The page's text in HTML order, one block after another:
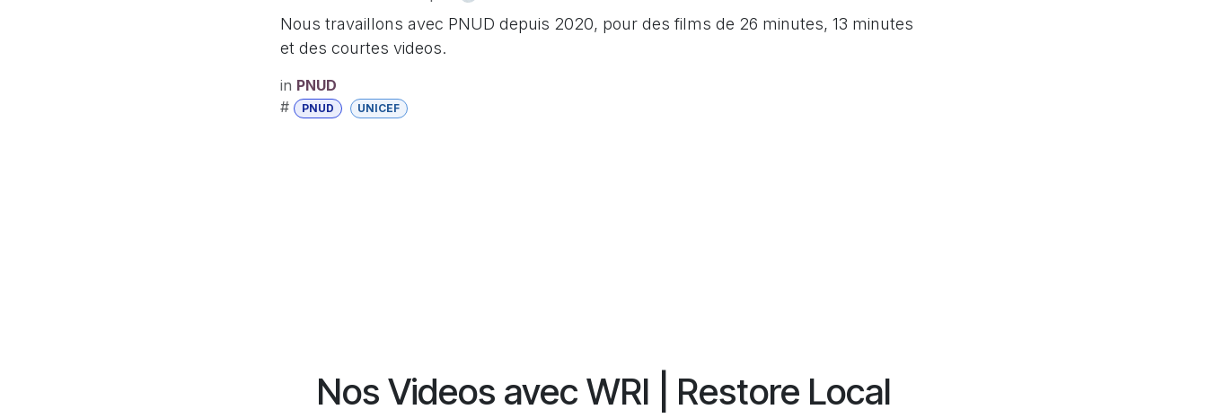
Nous travaillons avec PNUD depuis 2020, pour des films de 26 minutes, 13 minutes
et des courtes videos.
in PNUD
#
PNUD UNICEF
Nos Videos avec WRI | Restore Local